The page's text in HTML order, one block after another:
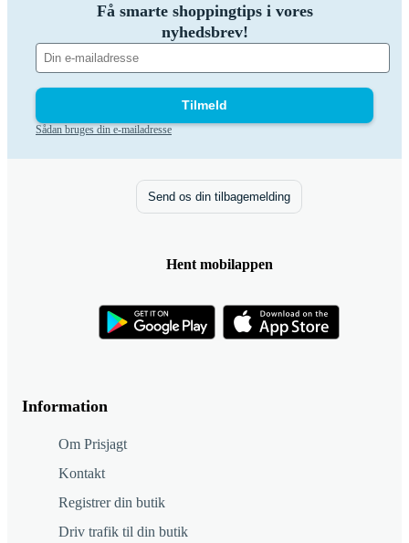
Få smarte shoppingtips i vores
nyhedsbrev!
Tilmeld
Sådan bruges din e-mailadresse
Information
Om Prisjagt
Kontakt
Registrer din butik
Driv trafik til din butik
Send os din tilbagemelding
Hent mobilappen